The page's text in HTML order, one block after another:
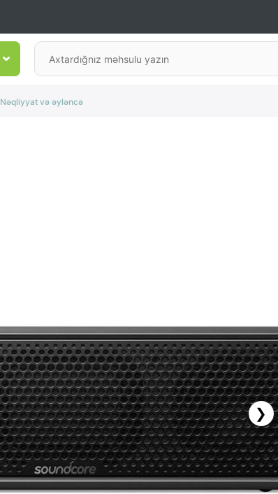
Nəqliyyat və əyləncə
❯
8.25 AZN x 12 ay
albalikart ilə 12 aya faizsiz ödə!